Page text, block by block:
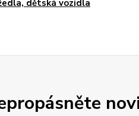
dětská vozidla